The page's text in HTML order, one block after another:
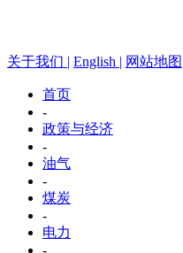
关于我们 | English | 网站地图
首页
-
政策与经济
-
油气
-
煤炭
-
电力
-